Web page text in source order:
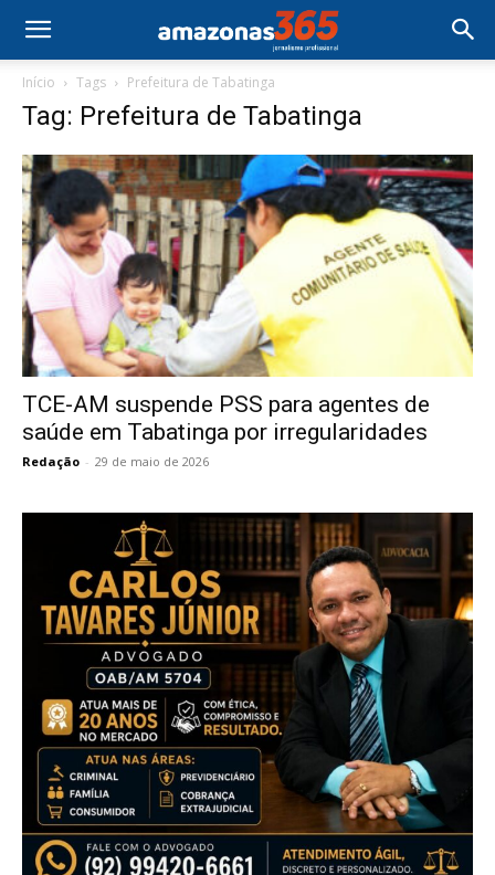
Início Tags Prefeitura de Tabatinga
Tag: Prefeitura de Tabatinga
TCE-AM suspende PSS para agentes de
saúde em Tabatinga por irregularidades
Redação - 29 de maio de 2026